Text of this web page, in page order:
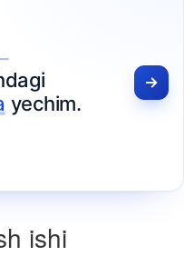
yechim.
ishi